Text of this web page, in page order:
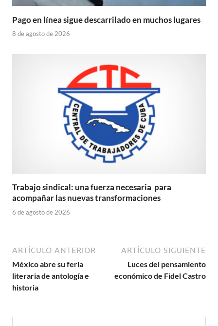
Pago en línea sigue descarrilado en muchos lugares
8 de agosto de 2026
Trabajo sindical: una fuerza necesaria para
acompañar las nuevas transformaciones
6 de agosto de 2026
ARTÍCULO ANTERIOR
México abre su feria
literaria de antología e
historia
ARTÍCULO SIGUIENTE
Luces del pensamiento
económico de Fidel Castro